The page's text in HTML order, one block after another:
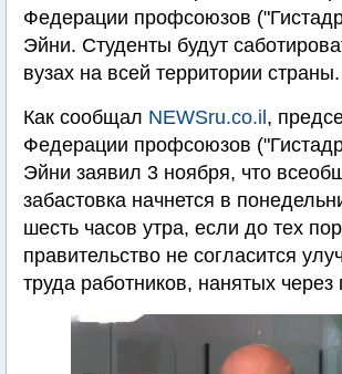
Федерации профсоюзов
Эйни. Студенты будут
вузах на всей территории страны.
Как сообщал NEWSru.co.il ,
Федерации профсоюзов
Эйни заявил 3 ноября, что
забастовка начнется в
шесть часов утра, если до тех пор
правительство не согласится
труда работников, нанятых через